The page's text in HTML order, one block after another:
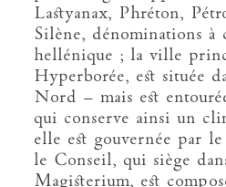
Lastyanax, Phréton,
Silène, dénominations à
hellénique ; la ville
Hyperborée, est située
Nord – mais est
qui conserve ainsi un
elle est gouvernée par
le Conseil, qui siège
Magisterium, est